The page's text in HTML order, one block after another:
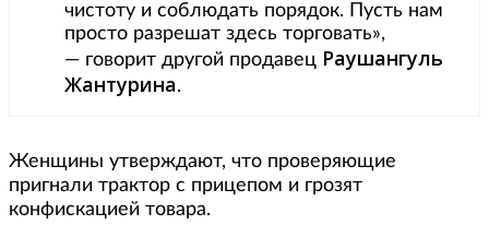
чистоту и соблюдать порядок. Пусть нам
просто разрешат здесь торговать»,
— говорит другой продавец Раушангуль
Жантурина.
Женщины утверждают, что проверяющие
пригнали трактор с прицепом и грозят
конфискацией товара.